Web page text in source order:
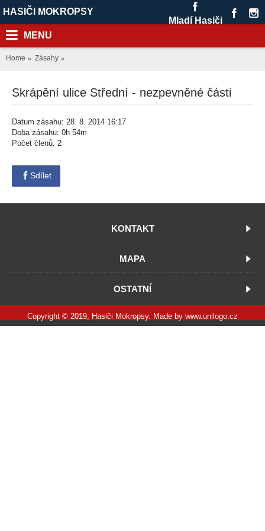
HASIČI MOKROPSY
Mladí Hasiči
MENU
Home Zásahy
Skrápění ulice Střední - nezpevněné části
Datum zásahu: 28. 8. 2014 16:17
Doba zásahu: 0h 54m
Počet členů: 2
Sdílet
KONTAKT
MAPA
OSTATNÍ
Copyright © 2019, Hasiči Mokropsy. Made by www.unilogo.cz